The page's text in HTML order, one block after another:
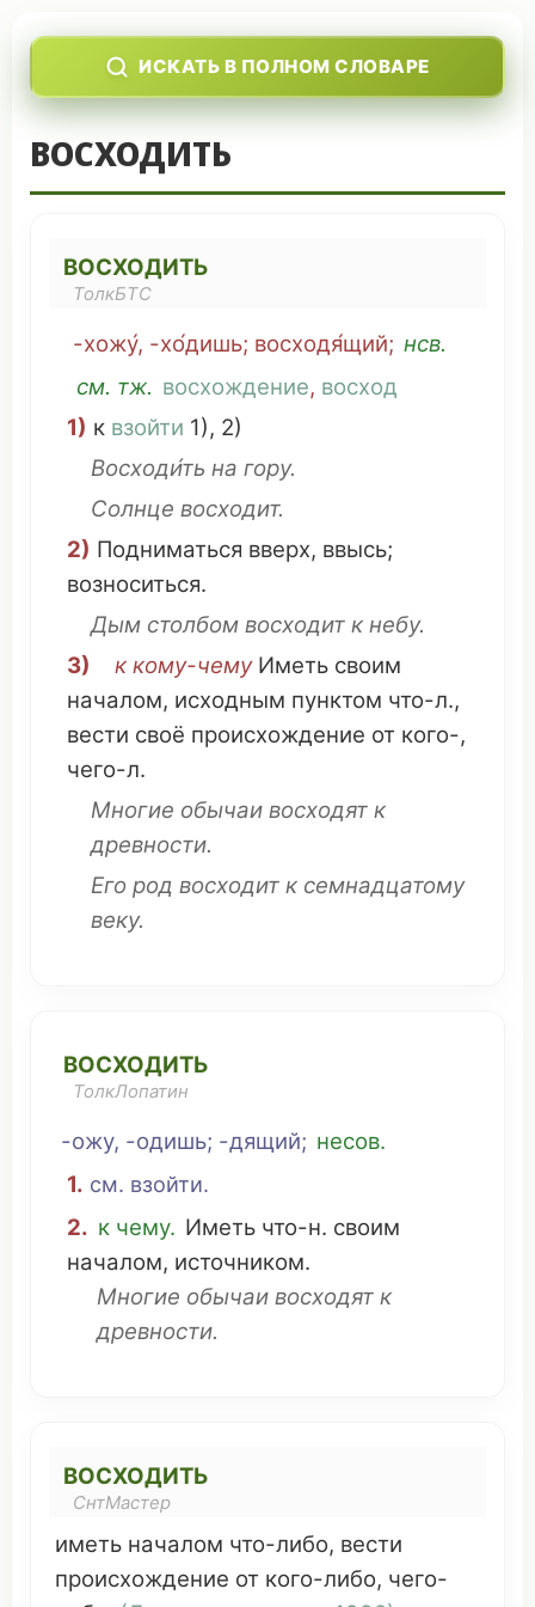
ИСКАТЬ В ПОЛНОМ СЛОВАРЕ
ВОСХОДИТЬ
ВОСХОДИТЬ
ТолкБТС
-хожу́, -хо́дишь; восходя́щий; нсв.
см. тж. восхождение, восход
1) к взойти 1), 2)
Восходи́ть на гору.
Солнце восходит.
2) Подниматься вверх, ввысь;
возноситься.
Дым столбом восходит к небу.
3)
к кому-чему Иметь своим
началом, исходным пунктом что-л.,
вести своё происхождение от кого-,
чего-л.
Многие обычаи восходят к
древности.
Его род восходит к семнадцатому
веку.
ВОСХОДИТЬ
ТолкЛопатин
-ожу, -одишь; -дящий; несов.
1. см. взойти.
2. к чему. Иметь что-н. своим
началом, источником.
Многие обычаи восходят к
древности.
ВОСХОДИТЬ
СнтМастер
иметь началом что-либо, вести
происхождение от кого-либо, чего-